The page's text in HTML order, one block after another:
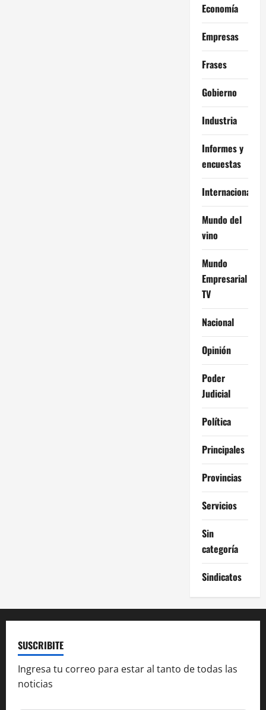
Economía
Empresas
Frases
Gobierno
Industria
Informes y
encuestas
Internacional
Mundo del
vino
Mundo
Empresarial
TV
Nacional
Opinión
Poder
Judicial
Política
Principales
Provincias
Servicios
Sin
categoría
Sindicatos
SUSCRIBITE
Ingresa tu correo para estar al tanto de todas las
noticias